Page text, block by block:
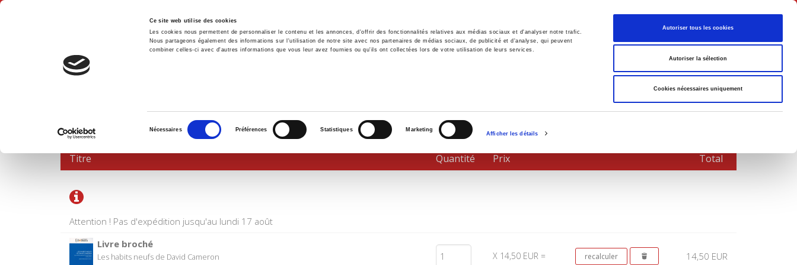
Ce site web utilise des cookies
Les cookies nous permettent de personnaliser le contenu et les annonces, d'offrir des fonctionnalités relatives aux médias sociaux et d'analyser notre trafic.
Nous partageons également des informations sur l'utilisation de notre site avec nos partenaires de médias sociaux, de publicité et d'analyse, qui peuvent
combiner celles-ci avec d'autres informations que vous leur avez fournies ou qu'ils ont collectées lors de votre utilisation de leurs services.
consentement
Nécessaires Préférences Statistiques Marketing
Afficher les détails
Autoriser tous les cookies
Autoriser la sélection
Cookies nécessaires uniquement
Français
Accueil Environnement Histoire International
PANIER D'ACHATS
Attention ! Pas d'expédition jusqu'au lundi 17 août
Titre Quantité Prix Total
Livre broché
Les habits neufs de David Cameron
X 14,50 EUR = 14,50 EUR